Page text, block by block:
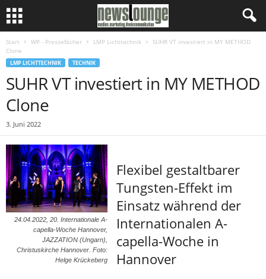
Start WP - Pressefächer LMP Lichttechnik
SUHR VT investiert in MY METHOD
Clone
LMP LICHTTECHNIK TECHNIK
SUHR VT investiert in MY METHOD
Clone
3. Juni 2022
24.04.2022, 20. Internationale A-
capella-Woche Hannover,
JAZZATION (Ungarn),
Christuskirche Hannover. Foto:
Helge Krückeberg
Flexibel gestaltbarer
Tungsten-Effekt im
Einsatz während der
Internationalen A-
capella-Woche in
Hannover